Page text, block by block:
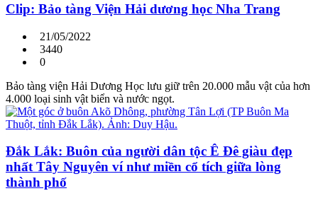
Clip: Bảo tàng Viện Hải dương học Nha Trang
21/05/2022
3440
0
Bảo tàng viện Hải Dương Học lưu giữ trên 20.000 mẫu vật của hơn
4.000 loại sinh vật biển và nước ngọt.
Đắk Lắk: Buôn của người dân tộc Ê Đê giàu đẹp
nhất Tây Nguyên ví như miền cổ tích giữa lòng
thành phố